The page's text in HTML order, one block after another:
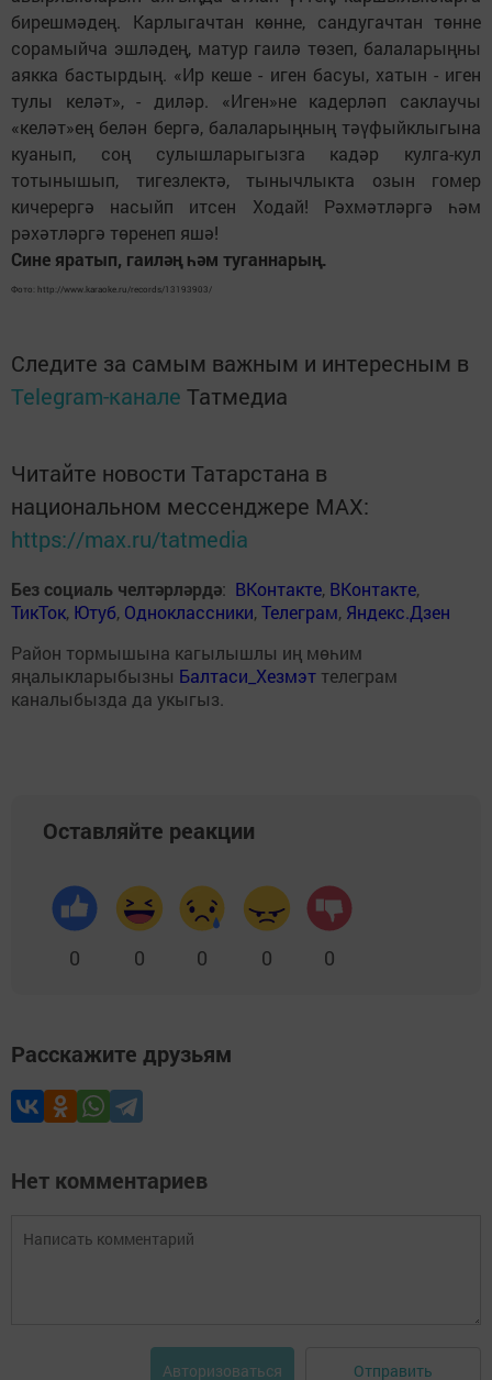
бирешмәдең. Карлыгачтан көнне, сандугачтан төнне
сорамыйча эшләдең, матур гаилә төзеп, балаларыңны
аякка бастырдың. «Ир кеше - иген басуы, хатын - иген
тулы келәт», - диләр. «Иген»не кадерләп саклаучы
«келәт»ең белән бергә, балаларыңның тәүфыйклыгына
куанып, соң сулышларыгызга кадәр кулга-кул
тотынышып, тигезлектә, тынычлыкта озын гомер
кичерергә насыйп итсен Ходай! Рәхмәтләргә һәм
рәхәтләргә төренеп яшә!
Сине яратып, гаиләң һәм туганнарың.
Фото: http://www.karaoke.ru/records/13193903/
Следите за самым важным и интересным в
Telegram-канале Татмедиа
Читайте новости Татарстана в
национальном мессенджере MАХ:
https://max.ru/tatmedia
Без социаль челтәрләрдә: ВКонтакте, ВКонтакте,
ТикТок, Ютуб, Одноклассники,Телеграм, Яндекс.Дзен
Район тормышына кагылышлы иң мөһим
яңалыкларыбызны Балтаси_Хезмэт телеграм
каналыбызда да укыгыз.
Оставляйте реакции
0 0 0 0 0
Расскажите друзьям
Нет комментариев
Авторизоваться Отправить